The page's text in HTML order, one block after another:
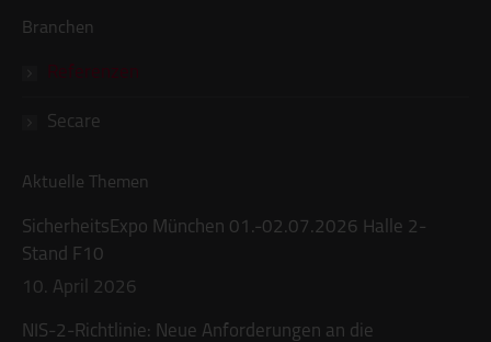
Branchen
Referenzen
Secare
Aktuelle Themen
SicherheitsExpo München 01.-02.07.2026 Halle 2-
Stand F10
10. April 2026
NIS-2-Richtlinie: Neue Anforderungen an die